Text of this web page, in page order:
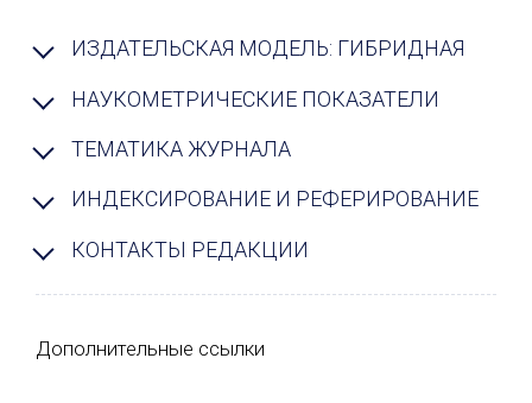
ИЗДАТЕЛЬСКАЯ МОДЕЛЬ: ГИБРИДНАЯ
НАУКОМЕТРИЧЕСКИЕ ПОКАЗАТЕЛИ
ТЕМАТИКА ЖУРНАЛА
ИНДЕКСИРОВАНИЕ И РЕФЕРИРОВАНИЕ
КОНТАКТЫ РЕДАКЦИИ
Дополнительные ссылки